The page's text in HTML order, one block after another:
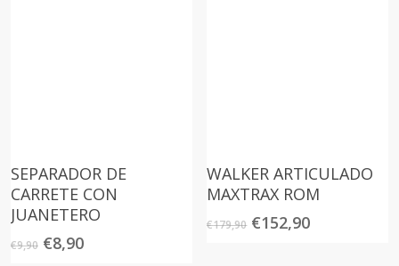
SEPARADOR DE
CARRETE CON
JUANETERO
€9,90 El
€8,90El
WALKER ARTICULADO
MAXTRAX ROM
€179,90 El
€152,90El